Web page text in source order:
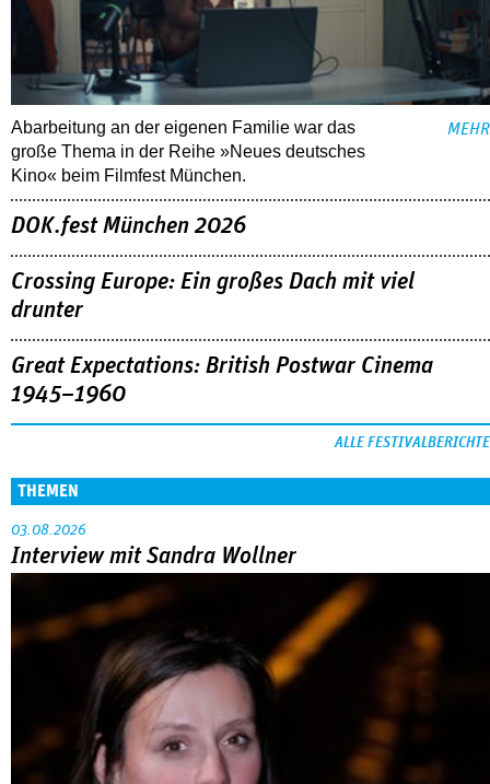
Abarbeitung an der eigenen Familie war das
große Thema in der Reihe »Neues deutsches
Kino« beim Filmfest München.
MEHR
DOK.fest München 2026
Crossing Europe: Ein großes Dach mit viel
drunter
Great Expectations: British Postwar Cinema
1945–1960
ALLE FESTIVALBERICHTE
THEMEN
03.08.2026
Interview mit Sandra Wollner